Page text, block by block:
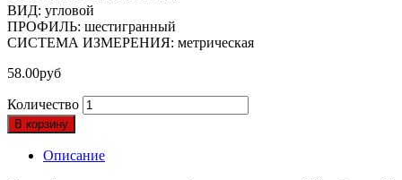
ВИД: угловой
ПРОФИЛЬ: шестигранный
СИСТЕМА ИЗМЕРЕНИЯ: метрическая
58.00руб
Количество
В корзину
Описание